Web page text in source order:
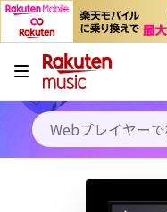
キャンペーン
料金プラン
使い方